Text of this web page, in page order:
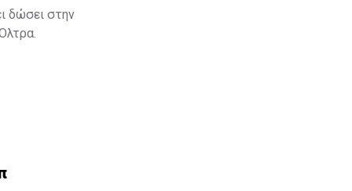
δώσει στην